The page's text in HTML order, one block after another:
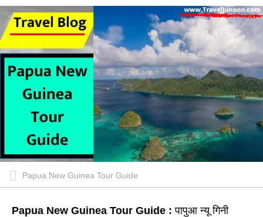
Papua New Guinea Tour Guide
Papua New Guinea Tour Guide : पापुआ न्यू गिनी